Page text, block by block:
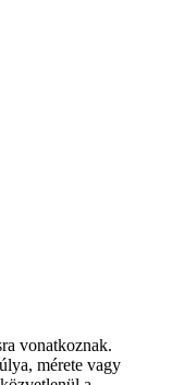
vonatkoznak.
mérete vagy